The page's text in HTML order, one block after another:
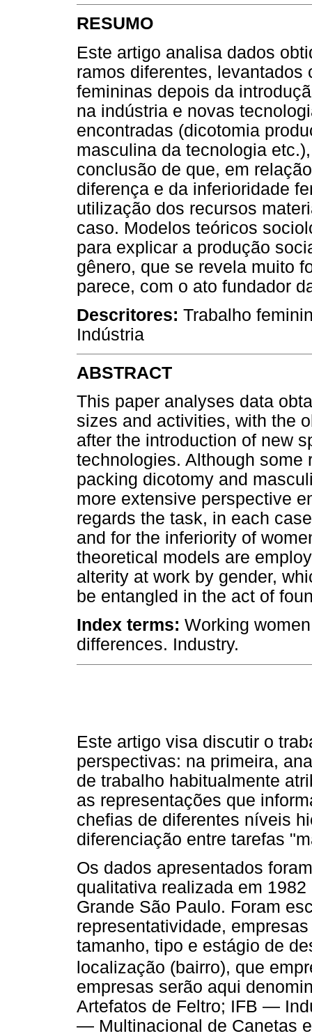
RESUMO
Este artigo analisa dados
ramos diferentes,
femininas depois da
na indústria e novas
encontradas (dicotomia
masculina da tecnologia
conclusão de que, em
diferença e da inferioridade
utilização dos recursos
caso. Modelos teóricos
para explicar a produção
gênero, que se revela muito
parece, com o ato fundador
Descritores: Trabalho
Indústria
ABSTRACT
This paper analyses data
sizes and activities, with the
after the introduction of new
technologies. Although some
packing dicotomy and
more extensive perspective
regards the task, in each
and for the inferiority of
theoretical models are
alterity at work by gender,
be entangled in the act of
Index terms: Working
differences. Industry.
Este artigo visa discutir o
perspectivas: na primeira,
de trabalho habitualmente
as representações que
chefias de diferentes níveis
diferenciação entre tarefas
Os dados apresentados
qualitativa realizada em
Grande São Paulo. Foram
representatividade,
tamanho, tipo e estágio de
localização (bairro), que
empresas serão aqui
Artefatos de Feltro; IFB —
— Multinacional de Canetas